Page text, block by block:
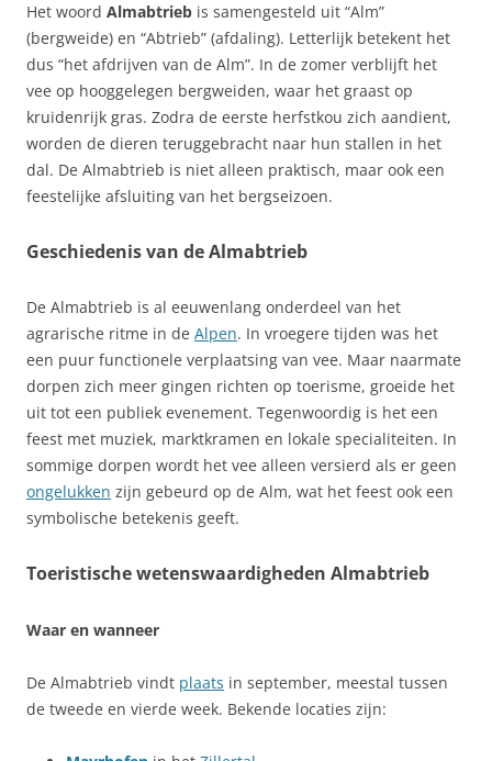
Het woord Almabtrieb is samengesteld uit “Alm”
(bergweide) en “Abtrieb” (afdaling). Letterlijk betekent het
dus “het afdrijven van de Alm”. In de zomer verblijft het
vee op hooggelegen bergweiden, waar het graast op
kruidenrijk gras. Zodra de eerste herfstkou zich aandient,
worden de dieren teruggebracht naar hun stallen in het
dal. De Almabtrieb is niet alleen praktisch, maar ook een
feestelijke afsluiting van het bergseizoen.
Geschiedenis van de Almabtrieb
De Almabtrieb is al eeuwenlang onderdeel van het
agrarische ritme in de Alpen. In vroegere tijden was het
een puur functionele verplaatsing van vee. Maar naarmate
dorpen zich meer gingen richten op toerisme, groeide het
uit tot een publiek evenement. Tegenwoordig is het een
feest met muziek, marktkramen en lokale specialiteiten. In
sommige dorpen wordt het vee alleen versierd als er geen
ongelukken zijn gebeurd op de Alm, wat het feest ook een
symbolische betekenis geeft.
Toeristische wetenswaardigheden Almabtrieb
Waar en wanneer
De Almabtrieb vindt plaats in september, meestal tussen
de tweede en vierde week. Bekende locaties zijn: